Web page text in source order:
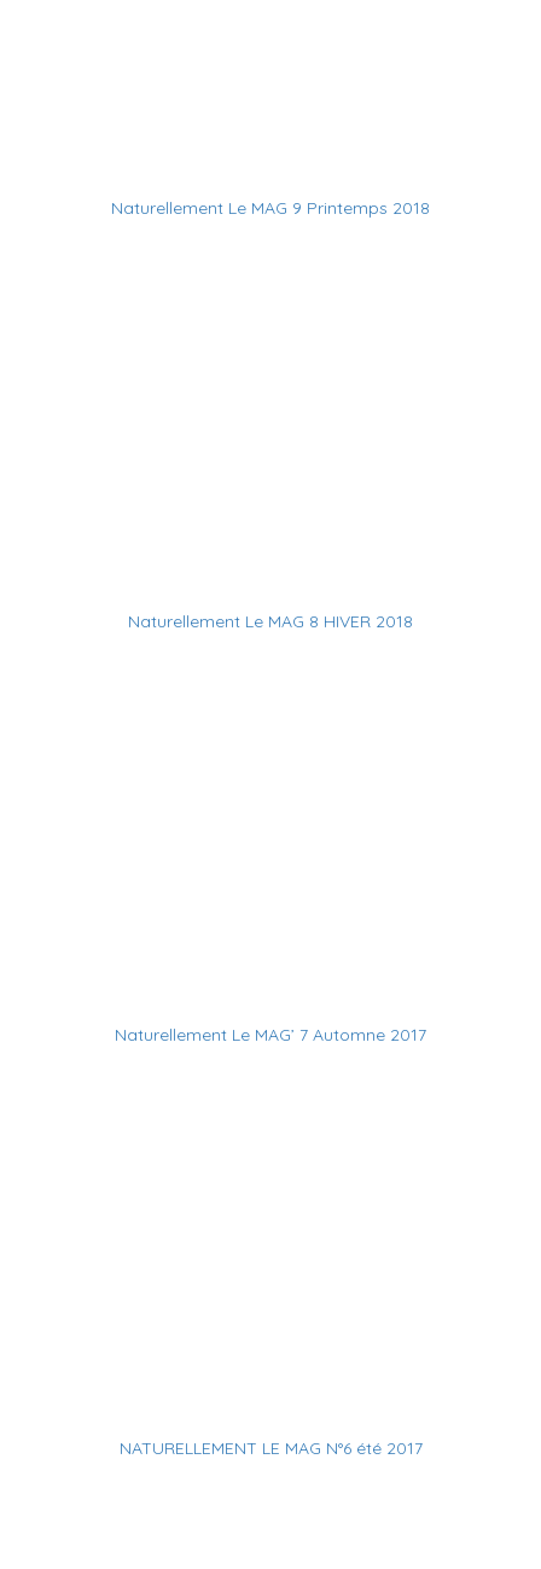
Naturellement Le MAG 9 Printemps 2018
Naturellement Le MAG 8 HIVER 2018
Naturellement Le MAG’ 7 Automne 2017
NATURELLEMENT LE MAG N°6 été 2017